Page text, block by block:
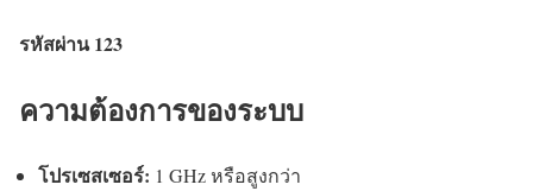
รหัสผ่าน 123
ความต้องการของระบบ
โปรเซสเซอร์: 1 GHz หรือสูงกว่า